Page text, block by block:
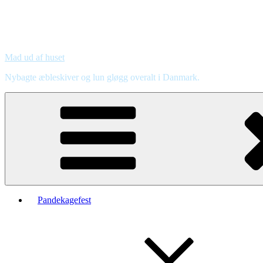
Mad ud af huset
Nybagte æbleskiver og lun gløgg overalt i Danmark.
Pandekagefest